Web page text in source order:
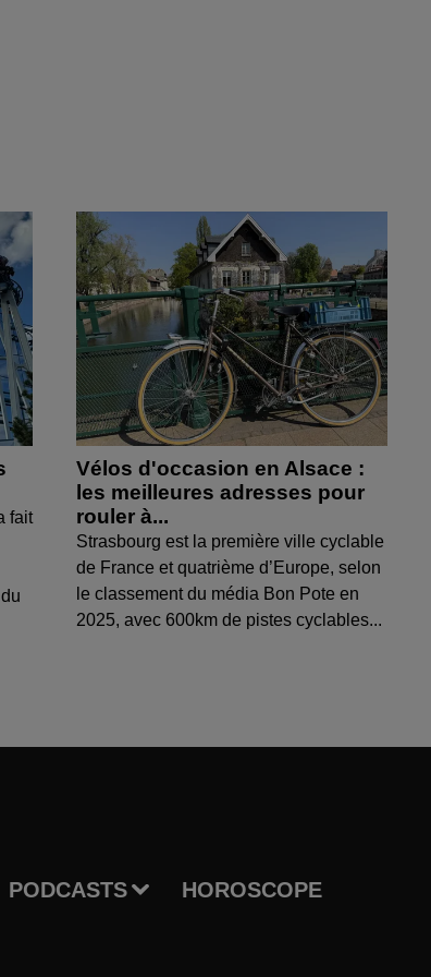
fait
Vélos d'occasion en Alsace :
les meilleures adresses pour
rouler à...
Strasbourg est la première ville cyclable
de France et quatrième d’Europe, selon
le classement du média Bon Pote en
2025, avec 600km de pistes cyclables...
PODCASTS HOROSCOPE